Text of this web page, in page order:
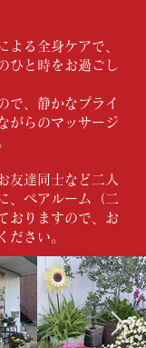
よる全身ケアで、
ひと時をお過ごし
で、静かなプライ
がらのマッサージ
友達同士など二人
、ペアルーム（二
おりますので、お
ださい。